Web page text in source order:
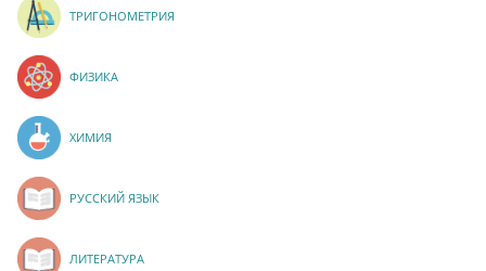
ТРИГОНОМЕТРИЯ
ФИЗИКА
ХИМИЯ
РУССКИЙ ЯЗЫК
ЛИТЕРАТУРА